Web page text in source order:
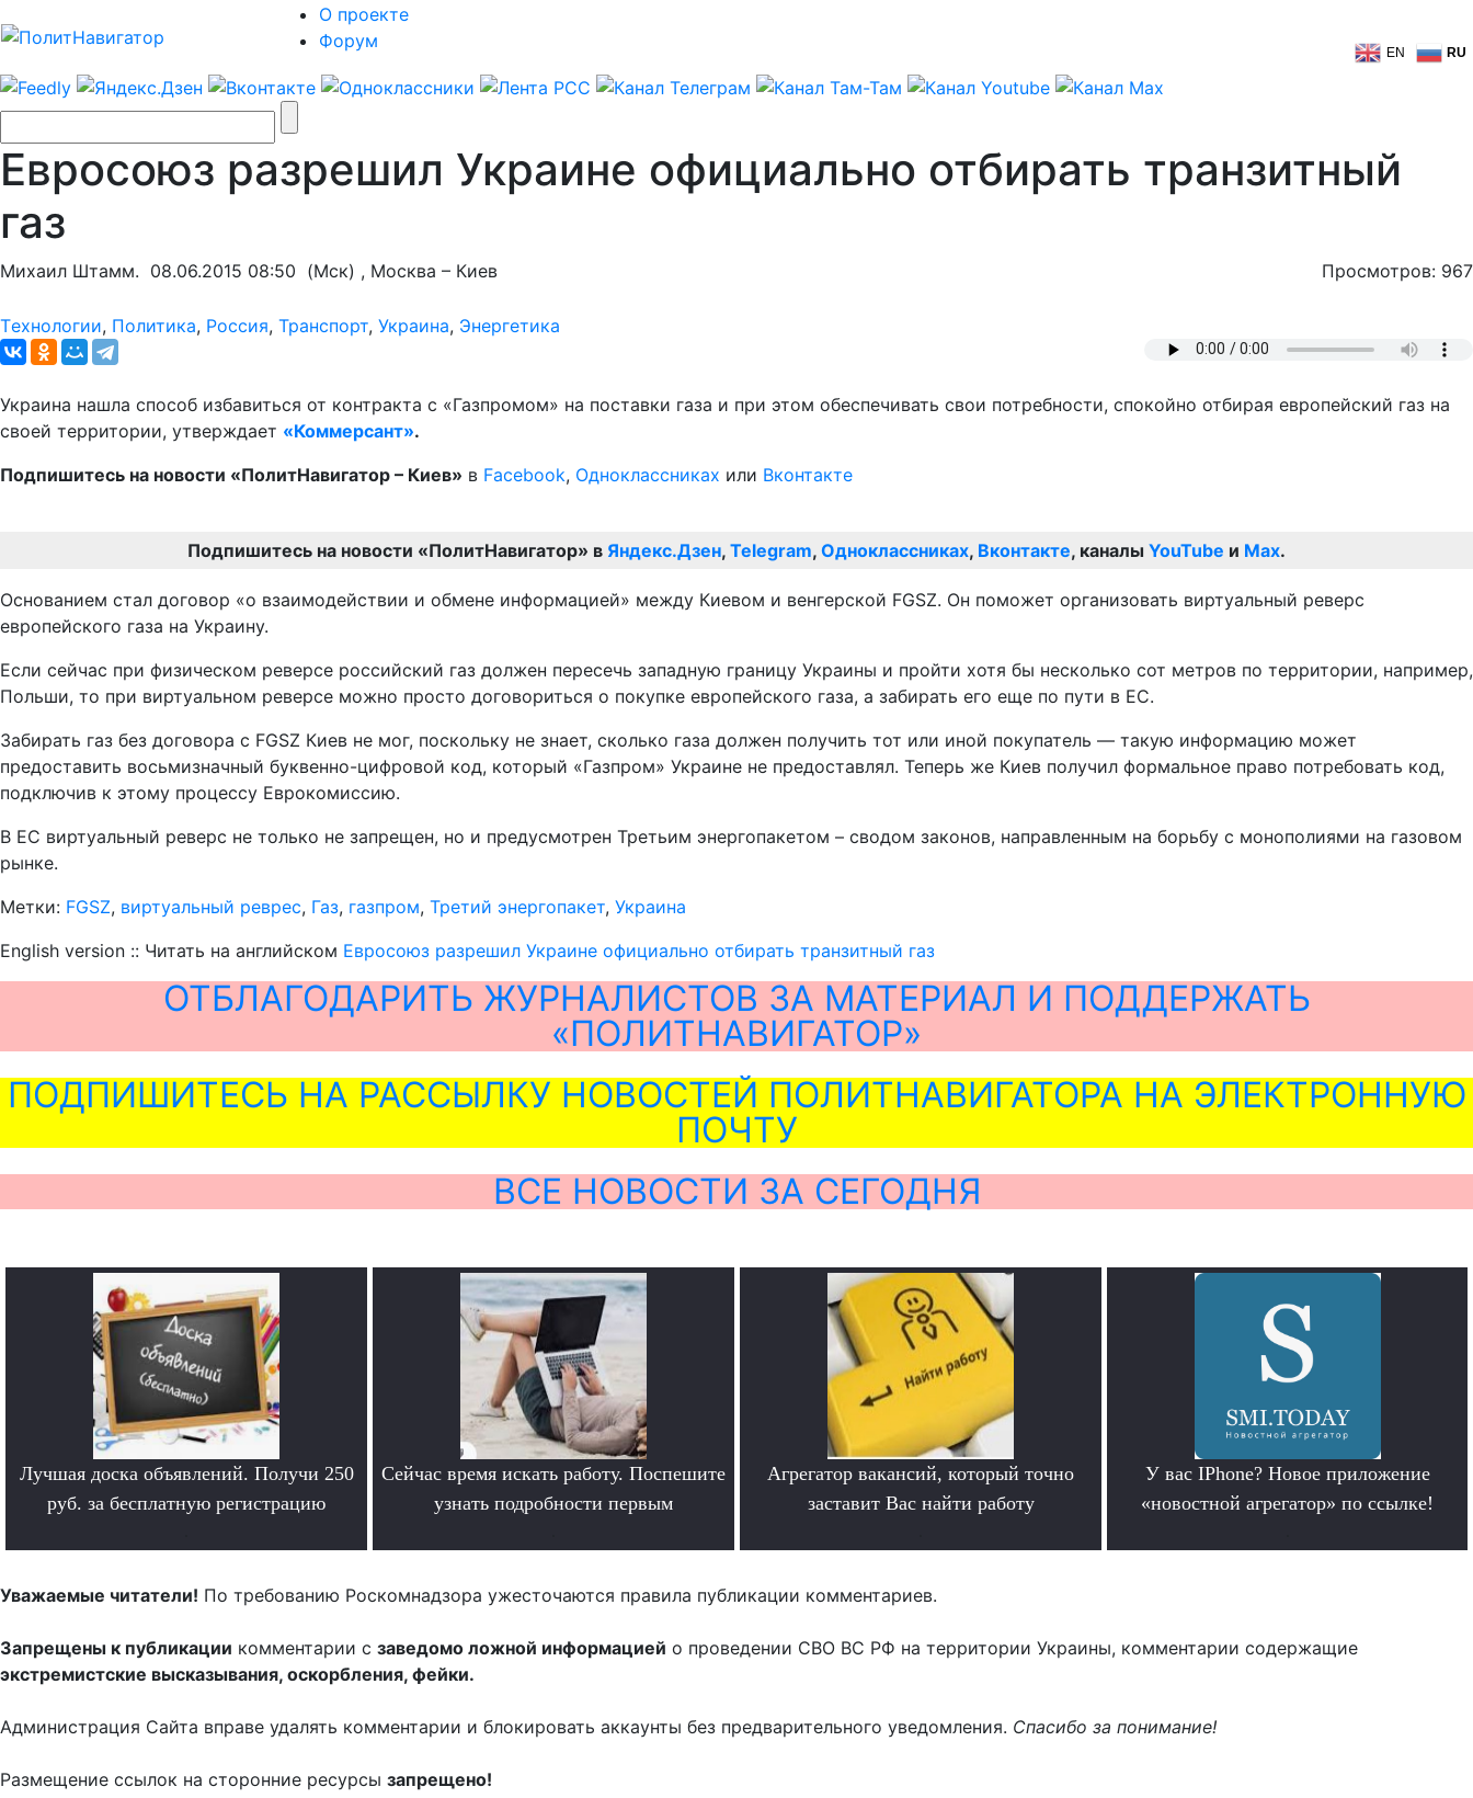
О проекте
Форум
EN RU
Евросоюз разрешил Украине официально отбирать транзитный
газ
Михаил Штамм. 08.06.2015 08:50 (Мск) , Москва – Киев Просмотров: 967
Tехнологии, Политика, Россия, Транспорт, Украина, Энергетика
Украина нашла способ избавиться от контракта с «Газпромом» на поставки газа и при этом обеспечивать свои потребности, спокойно отбирая европейский газ на
своей территории, утверждает «Коммерсант».
Подпишитесь на новости «ПолитНавигатор – Киев» в Facebook, Одноклассниках или Вконтакте
Подпишитесь на новости «ПолитНавигатор» в Яндекс.Дзен, Telegram, Одноклассниках, Вконтакте, каналы YouTube и Max.
Основанием стал договор «о взаимодействии и обмене информацией» между Киевом и венгерской FGSZ. Он поможет организовать виртуальный реверс
европейского газа на Украину.
Если сейчас при физическом реверсе российский газ должен пересечь западную границу Украины и пройти хотя бы несколько сот метров по территории, например,
Польши, то при виртуальном реверсе можно просто договориться о покупке европейского газа, а забирать его еще по пути в ЕС.
Забирать газ без договора с FGSZ Киев не мог, поскольку не знает, сколько газа должен получить тот или иной покупатель — такую информацию может
предоставить восьмизначный буквенно-цифровой код, который «Газпром» Украине не предоставлял. Теперь же Киев получил формальное право потребовать код,
подключив к этому процессу Еврокомиссию.
В ЕС виртуальный реверс не только не запрещен, но и предусмотрен Третьим энергопакетом – сводом законов, направленным на борьбу с монополиями на газовом
рынке.
Метки: FGSZ, виртуальный реврес, Газ, газпром, Третий энергопакет, Украина
English version :: Читать на английском Евросоюз разрешил Украине официально отбирать транзитный газ
ОТБЛАГОДАРИТЬ ЖУРНАЛИСТОВ ЗА МАТЕРИАЛ И ПОДДЕРЖАТЬ
«ПОЛИТНАВИГАТОР»
ПОДПИШИТЕСЬ НА РАССЫЛКУ НОВОСТЕЙ ПОЛИТНАВИГАТОРА НА ЭЛЕКТРОННУЮ
ПОЧТУ
ВСЕ НОВОСТИ ЗА СЕГОДНЯ
Лучшая доска объявлений. Получи 250
руб. за бесплатную регистрацию
Сейчас время искать работу. Поспешите
узнать подробности первым
Агрегатор вакансий, который точно
заставит Вас найти работу
У вас IPhone? Новое приложение
«новостной агрегатор» по ссылке!
Уважаемые читатели! По требованию Роскомнадзора ужесточаются правила публикации комментариев.
Запрещены к публикации комментарии с заведомо ложной информацией о проведении СВО ВС РФ на территории Украины, комментарии содержащие
экстремистские высказывания, оскорбления, фейки.
Администрация Сайта вправе удалять комментарии и блокировать аккаунты без предварительного уведомления. Спасибо за понимание!
Размещение ссылок на сторонние ресурсы запрещено!